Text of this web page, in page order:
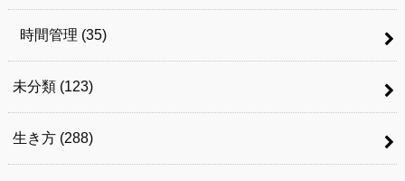
時間管理 (35)
未分類 (123)
生き方 (288)